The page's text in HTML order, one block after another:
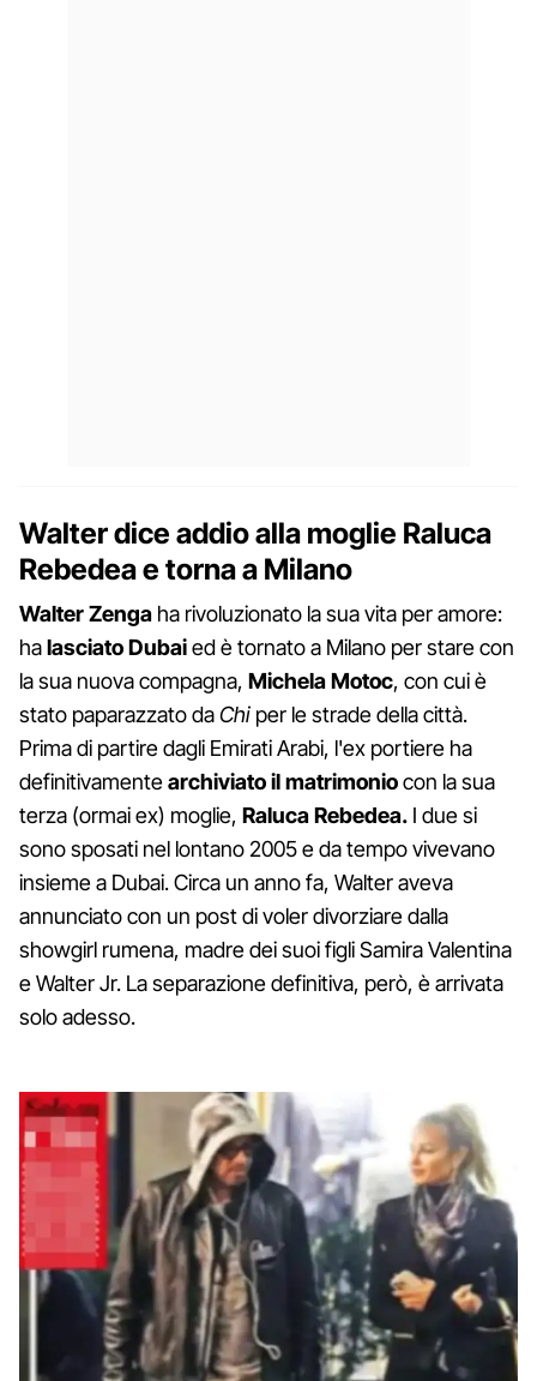
Walter dice addio alla moglie Raluca
Rebedea e torna a Milano
Walter Zenga ha rivoluzionato la sua vita per amore:
halasciato Dubaied è tornato a Milano per stare con
la sua nuova compagna, Michela Motoc, con cui è
stato paparazzato daChi per le strade della città.
Prima di partire dagli Emirati Arabi, l'ex portiere ha
definitivamentearchiviato il matrimoniocon la sua
terza (ormai ex) moglie, Raluca Rebedea. I due si
sono sposati nel lontano 2005 e da tempo vivevano
insieme a Dubai. Circa un anno fa, Walter aveva
annunciato con un post di voler divorziare dalla
showgirl rumena, madre dei suoi figli Samira Valentina
e Walter Jr. La separazione definitiva, però, è arrivata
solo adesso.